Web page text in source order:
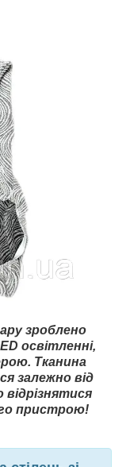
зроблено
освітленні,
Тканина
залежно від
пристрою!